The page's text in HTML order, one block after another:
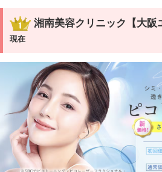
湘南美容クリニック【大阪
現在